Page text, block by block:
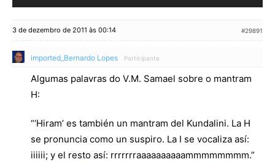
3 de dezembro de 2011 às 00:14 #29891
imported_Bernardo Lopes Participante
Algumas palavras do V.M. Samael sobre o mantram
H:
“‘Hiram’ es también un mantram del Kundalini. La H
se pronuncia como un suspiro. La I se vocaliza así:
iiiiii; y el resto así: rrrrrrraaaaaaaaaammmmmmmm.”